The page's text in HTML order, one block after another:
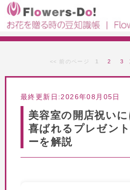
<< 前のページ 1 2 3
最終更新日:2026年08月05日
美容室の開店祝い
喜ばれるプレゼン
ーを解説